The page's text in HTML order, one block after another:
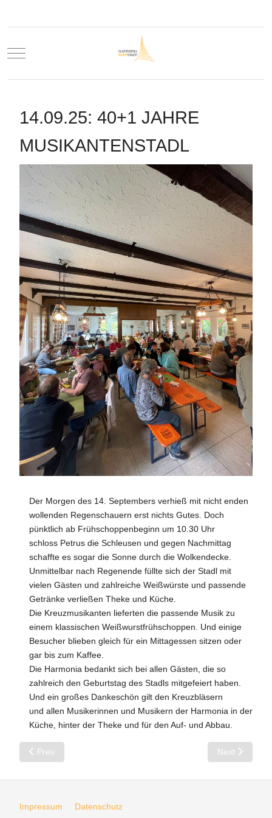
Mobile Menu Toggle
14.09.25: 40+1 JAHRE
MUSIKANTENSTADL
Der Morgen des 14. Septembers verhieß mit nicht enden
wollenden Regenschauern erst nichts Gutes. Doch
pünktlich ab Frühschoppenbeginn um 10.30 Uhr
schloss Petrus die Schleusen und gegen Nachmittag
schaffte es sogar die Sonne durch die Wolkendecke.
Unmittelbar nach Regenende füllte sich der Stadl mit
vielen Gästen und zahlreiche Weißwürste und passende
Getränke verließen Theke und Küche.
Die Kreuzmusikanten lieferten die passende Musik zu
einem klassischen Weißwurstfrühschoppen. Und einige
Besucher blieben gleich für ein Mittagessen sitzen oder
gar bis zum Kaffee.
Die Harmonia bedankt sich bei allen Gästen, die so
zahlreich den Geburtstag des Stadls mitgefeiert haben.
Und ein großes Dankeschön gilt den Kreuzbläsern
und allen Musikerinnen und Musikern der Harmonia in der
Küche, hinter der Theke und für den Auf- und Abbau.
Previous article: 11.10.25: Rückblick auf ein musikalisches
Prev Next article:
Next
Impressum Datenschutz